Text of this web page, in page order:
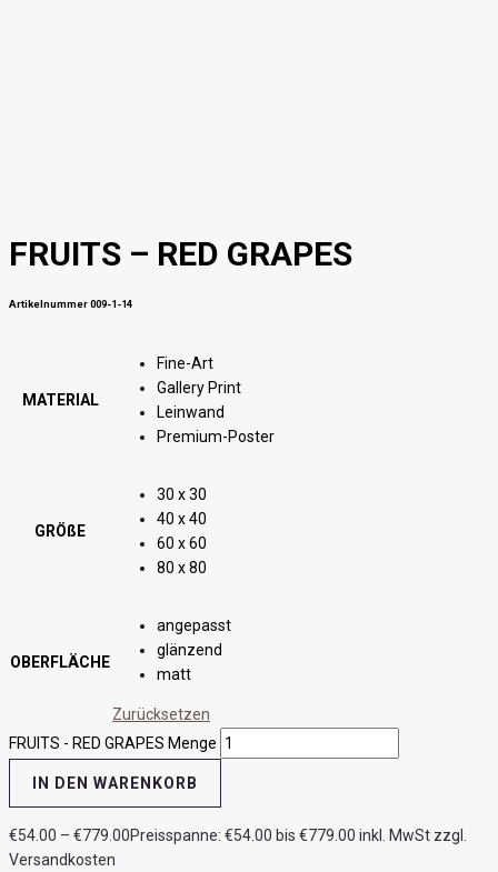
FRUITS – RED GRAPES
Artikelnummer 009-1-14
MATERIAL
Fine-Art
Gallery Print
Leinwand
Premium-Poster
GRÖßE
30 x 30
40 x 40
60 x 60
80 x 80
OBERFLÄCHE
angepasst
glänzend
matt
Zurücksetzen
FRUITS - RED GRAPES Menge
IN DEN WARENKORB
€54.00 – €779.00Preisspanne: €54.00 bis €779.00 inkl. MwSt zzgl.
Versandkosten